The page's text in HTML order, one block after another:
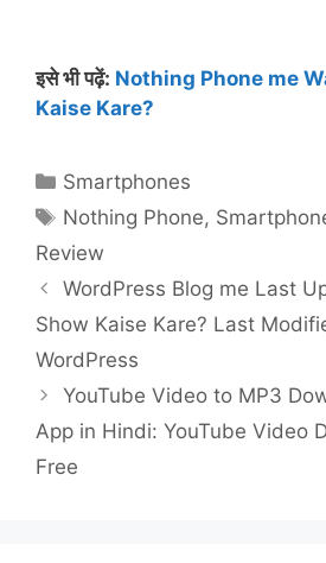
इसे भी पढ़ें: Nothing Phone me
Kaise Kare?
Categories
Smartphones
Tags
Nothing Phone,
Review
WordPress Blog me Last
Show Kaise Kare? Last
WordPress
YouTube Video to MP3
App in Hindi: YouTube Video
Free